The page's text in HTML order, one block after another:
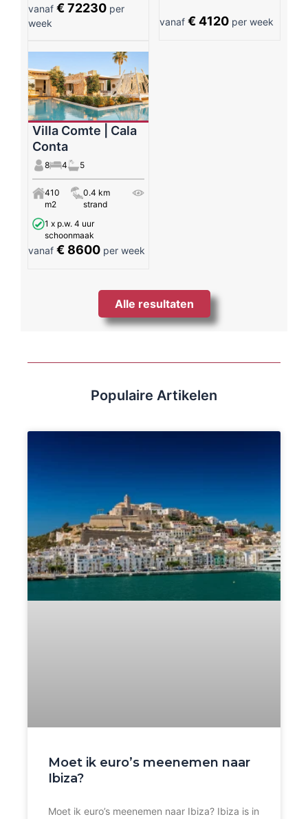
vanaf € 72230 per
week
vanaf€ 4120 per week
Villa Comte | Cala
Conta
8 4 5
410
m2
0.4 km
strand
1 x p.w. 4 uur
schoonmaak
vanaf € 8600 per week
Alle resultaten
Populaire Artikelen
Moet ik euro’s meenemen naar
Ibiza?
Moet ik euro’s meenemen naar Ibiza? Ibiza is in